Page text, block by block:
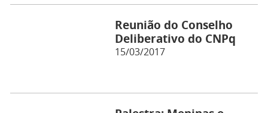
Reunião do Conselho
Deliberativo do CNPq
15/03/2017